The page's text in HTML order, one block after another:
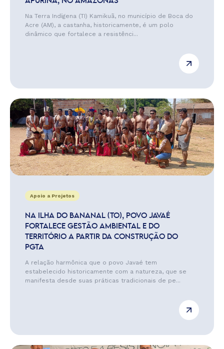
Na Terra Indígena (TI) Kamikuã, no município de Boca do
Acre (AM), a castanha, historicamente, é um polo
dinâmico que fortalece a resistênci...
Apoio a Projetos
NA ILHA DO BANANAL (TO), POVO JAVAÉ
FORTALECE GESTÃO AMBIENTAL E DO
TERRITÓRIO A PARTIR DA CONSTRUÇÃO DO
PGTA
A relação harmônica que o povo Javaé tem
estabelecido historicamente com a natureza, que se
manifesta desde suas práticas tradicionais de pe...